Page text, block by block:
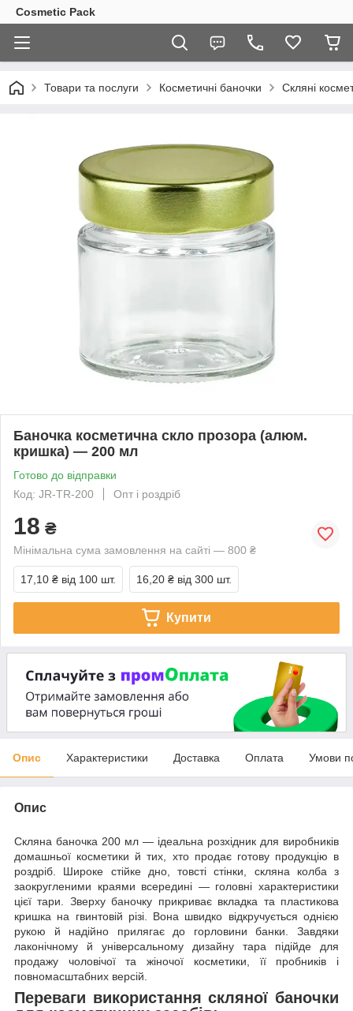
Cosmetic Pack
Товари та послуги Косметичні баночки Скляні
Баночка косметична скло прозора (алюм.
кришка) — 200 мл
Готово до відправки
Код: JR-TR-200
Опт і роздріб
18 ₴
Мінімальна сума замовлення на сайті — 800 ₴
17,10 ₴ від 100 шт. 16,20 ₴ від 300 шт.
Купити
Опис Характеристики Доставка Оплата Умови
Опис
Скляна баночка 200 мл — ідеальна розхідник для виробників
домашньої косметики й тих, хто продає готову продукцію в
роздріб. Широке стійке дно, товсті стінки, скляна колба з
заокругленими краями всередині — головні характеристики
цієї тари. Зверху баночку прикриває вкладка та пластикова
кришка на гвинтовій різі. Вона швидко відкручується однією
рукою й надійно прилягає до горловини банки. Завдяки
лаконічному й універсальному дизайну тара підійде для
продажу чоловічої та жіночої косметики, її пробників і
повномасштабних версій.
Переваги використання скляної баночки